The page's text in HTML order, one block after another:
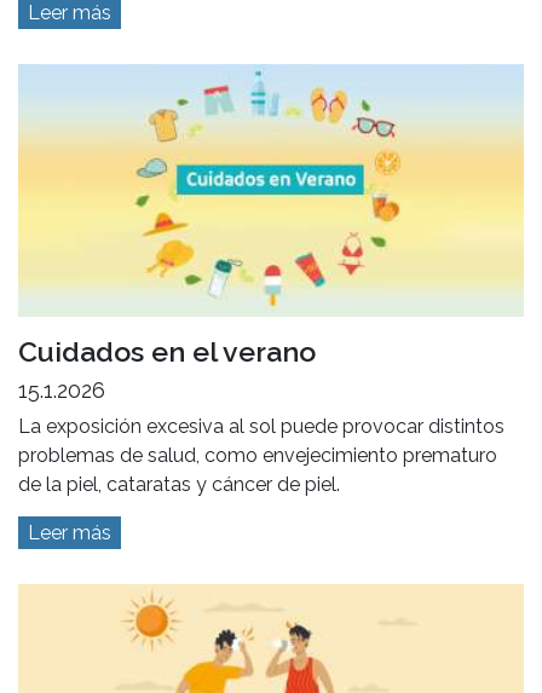
Leer más
Cuidados en el verano
15.1.2026
La exposición excesiva al sol puede provocar distintos
problemas de salud, como envejecimiento prematuro
de la piel, cataratas y cáncer de piel.
Leer más